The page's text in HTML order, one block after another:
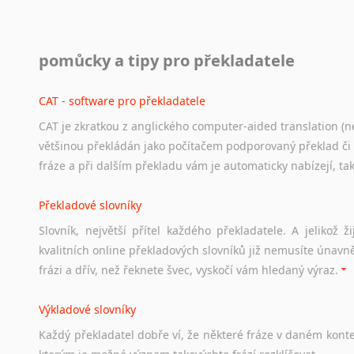
Odkazy poskytující cenné informace nekomerčního
Studium v Austrálii
Soubor odkazů užitečných všem, kteří uvažují o studiu v
a zázemí, australské univerzity a samozřejmě i osobní
Práce v Austrálii
Odkazy poskytující cenné informace nekomerčního
hledat práci na internetu případně osobní zkušenosti
Hledáte-li
práci
stejná obecná pravidla, jako pro český životopis. Tak dost
pomůcky a tipy pro překladatele
CAT - software pro překladatele
CAT je zkratkou z anglického computer-aided translation
většinou překládán jako počítačem podporovaný překlad
fráze a při dalším překladu vám je automaticky nabízejí,
Překladové slovníky
Slovník, největší přítel každého překladatele. A jelikož
kvalitních online překladových slovníků již nemusíte
frázi a dřív, než řeknete švec, vyskočí vám hledaný výraz.
Výkladové slovníky
Každý překladatel dobře ví, že některé fráze v daném